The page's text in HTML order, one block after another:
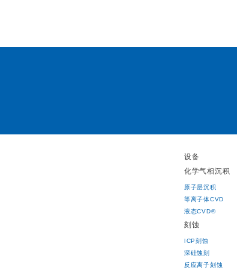
设备
化学气相沉积
原子层沉积
等离子体CVD
液态CVD®
刻蚀
ICP刻蚀
深硅蚀刻
反应离子刻蚀